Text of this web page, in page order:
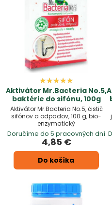
Aktivátor Mr.Bacteria No.5,
baktérie do sifónu, 100g
Aktivátor Mr.Bacteria No.5, čistič
sifónov a odpadov, 100 g, bio-
enzymatický
Doručíme do 5 pracovných dní
4,85 €
Do košíka